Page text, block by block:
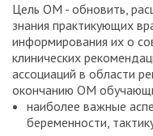
Цель ОМ - обновить,
знания практикующих
информирования их о
клинических
ассоциаций в области
окончанию ОМ
наиболее важные
беременности,